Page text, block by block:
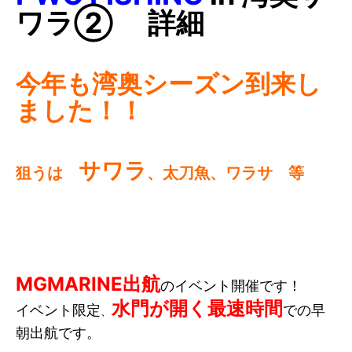
7.ゲレンデ会員（自宅保管）に入会する
9.フォトギャラリー
ワラ② 詳細
今年も湾奥シーズン到来し
ました！！
狙うは サワラ 、太刀魚、ワラサ 等
MGMARINE出航のイベント開催です！
イベント限定
水門が開く最速時間での早
朝出航です。